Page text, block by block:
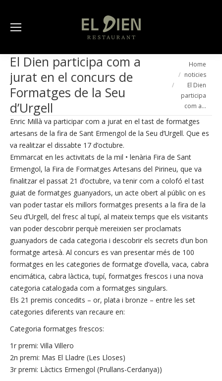
El Dien participa com a
jurat en el concurs de
Formatges de la Seu
d’Urgell
You are here:
Home
noticies
El Dien
participa
com a…
Enric Millà va participar com a jurat en el tast de formatges
artesans de la fira de Sant Ermengol de la Seu d’Urgell. Que es
va realitzar el dissabte 17 d’octubre.
Emmarcat en les activitats de la mil • lenària Fira de Sant
Ermengol, la Fira de Formatges Artesans del Pirineu, que va
finalitzar el passat 21 d’octubre, va tenir com a colofó el tast
guiat de formatges guanyadors, un acte obert al públic on es
van poder tastar els millors formatges presents a la fira de la
Seu d’Urgell, del fresc al tupí, al mateix temps que els visitants
van poder descobrir perquè mereixien ser proclamats
guanyadors de cada categoria i descobrir els secrets d’un bon
formatge artesà. Al concurs es van presentar més de 100
formatges en les categories de formatge d’ovella, vaca, cabra
encimática, cabra làctica, tupí, formatges frescos i una nova
categoria catalogada com a formatges singulars.
Els 21 premis concedits – or, plata i bronze – entre les set
categories diferents van recaure en:
Categoria formatges frescos:
1r premi: Villa Villero
2n premi: Mas El Lladre (Les Lloses)
3r premi: Làctics Ermengol (Prullans-Cerdanya))